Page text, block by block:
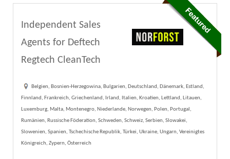
Independent Sales
Agents for Deftech
Regtech CleanTech
Belgien, Bosnien-Herzegowina, Bulgarien, Deutschland, Dänemark, Estland,
Finnland, Frankreich, Griechenland, Irland, Italien, Kroatien, Lettland, Litauen,
Luxemburg, Malta, Montenegro, Niederlande, Norwegen, Polen, Portugal,
Rumänien, Russische Föderation, Schweden, Schweiz, Serbien, Slowakei,
Slowenien, Spanien, Tschechische Republik, Türkei, Ukraine, Ungarn, Vereinigtes
Königreich, Zypern, Österreich